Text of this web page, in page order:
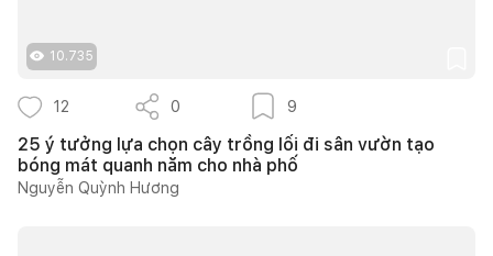
10.735
12 0 9
25 ý tưởng lựa chọn cây trồng lối đi sân vườn tạo
bóng mát quanh năm cho nhà phố
Nguyễn Quỳnh Hương
Kết nối thiết kế, thi công